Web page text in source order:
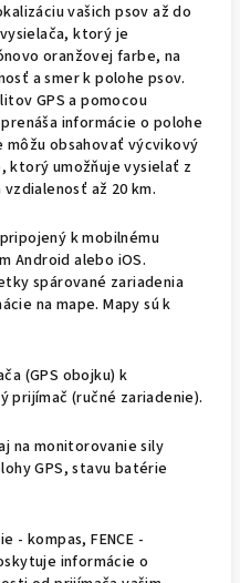
vašich psov až do
ktorý je
oranžovej farbe, na
a smer k polohe psov.
GPS a pomocou
informácie o polohe
môžu obsahovať výcvikový
ktorý umožňuje vysielať z
až 20 km.
k mobilnému
Android alebo iOS.
spárované zariadenia
na mape. Mapy sú k
(GPS obojku) k
(ručné zariadenie).
na monitorovanie sily
GPS, stavu batérie
- kompas, FENCE -
informácie o